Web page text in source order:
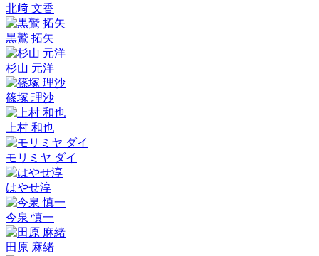
北﨑 文香
黒鷲 拓矢
杉山 元洋
篠塚 理沙
上村 和也
モリミヤ ダイ
はやせ淳
今泉 慎一
田原 麻緒